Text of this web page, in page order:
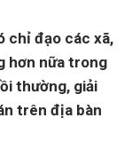
chỉ đạo các xã,
hơn nữa trong
thường, giải
trên địa bàn